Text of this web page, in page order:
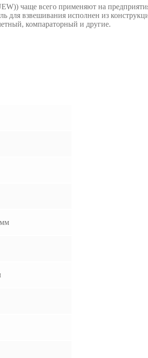
чаще всего применяют на
для взвешивания исполнен из
компараторный и другие.